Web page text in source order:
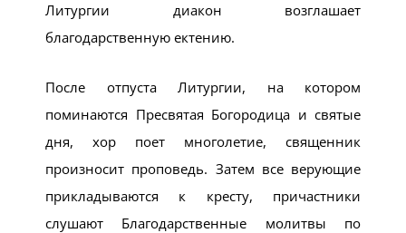
Литургии диакон возглашает
благодарственную ектению.
После отпуста Литургии, на котором
поминаются Пресвятая Богородица и святые
дня, хор поет многолетие, священник
произносит проповедь. Затем все верующие
прикладываются к кресту, причастники
слушают Благодарственные молитвы по